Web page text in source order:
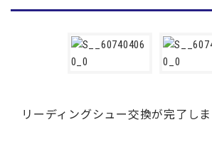
リーディングシュー交換が完了し